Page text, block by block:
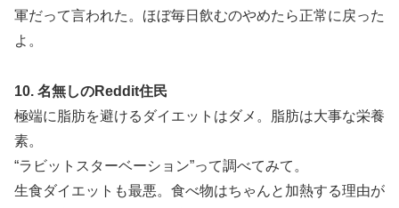
軍だって言われた。ほぼ毎日飲むのやめたら正常に戻った
よ。
10. 名無しのReddit住民
極端に脂肪を避けるダイエットはダメ。脂肪は大事な栄養
素。
“ラビットスターベーション”って調べてみて。
生食ダイエットも最悪。食べ物はちゃんと加熱する理由が